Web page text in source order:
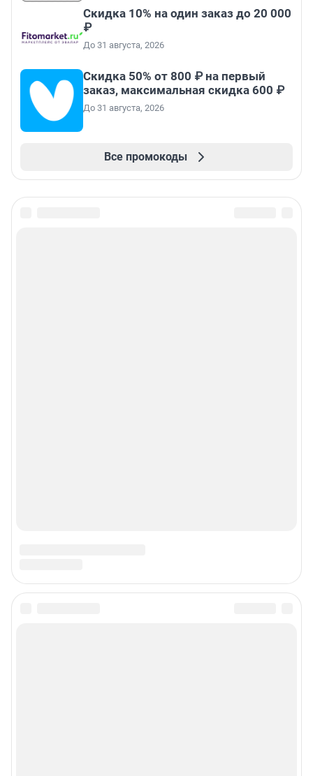
Скидка 10% на один заказ до 20 000
₽
До 31 августа, 2026
Скидка 50% от 800 ₽ на первый
заказ, максимальная скидка 600 ₽
До 31 августа, 2026
Все промокоды